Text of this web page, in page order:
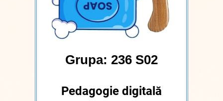
Grupa: 236 S02
Pedagogie digitală